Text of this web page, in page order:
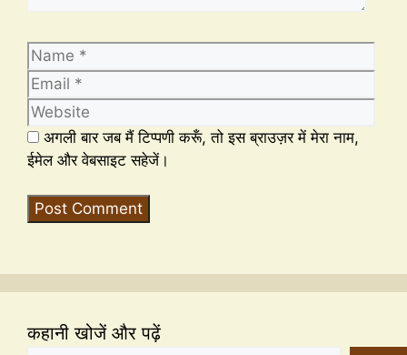
अगली बार जब मैं टिप्पणी करूँ, तो इस ब्राउज़र में मेरा नाम,
ईमेल और वेबसाइट सहेजें।
कहानी खोजें और पढ़ें